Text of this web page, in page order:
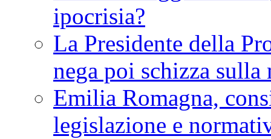
ipocrisia?
La Presidente della
nega poi schizza sulla
Emilia Romagna,
legislazione e